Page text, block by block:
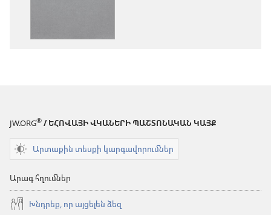
JW.ORG® / ԵՀՈՎԱՅԻ ՎԿԱՆԵՐԻ ՊԱՇՏՈՆԱԿԱՆ ԿԱՅՔ
Արտաքին տեսքի կարգավորումներ
Արագ հղումներ
Խնդրեք, որ այցելեն ձեզ